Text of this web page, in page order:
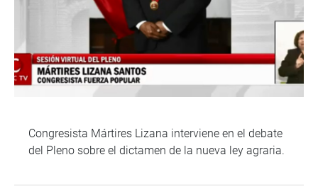
Congresista Mártires Lizana interviene en el debate
del Pleno sobre el dictamen de la nueva ley agraria.